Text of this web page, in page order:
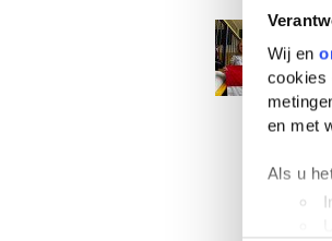
Wij en
cookies
en met
Als u